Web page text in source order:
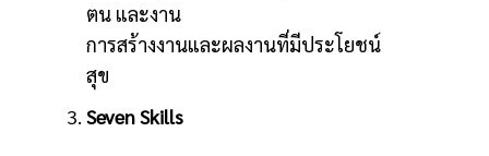
ตน และงาน
การสร้างงานและผลงานที่มีประโยชน์
สุข
Seven Skills